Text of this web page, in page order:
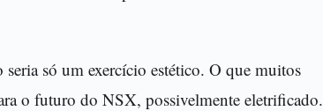
só um exercício estético. O que muitos
o futuro do NSX, possivelmente eletrificado.